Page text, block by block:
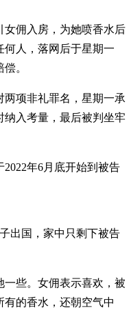
女佣入房，为她喷香水后
何人，落网后于星期一
。
两项非礼罪名，星期一承
入考量，最后被判坐牢
年6月底开始到被告
出国，家中只剩下被告
些。女佣表示喜欢，被
的香水，还朝空气中